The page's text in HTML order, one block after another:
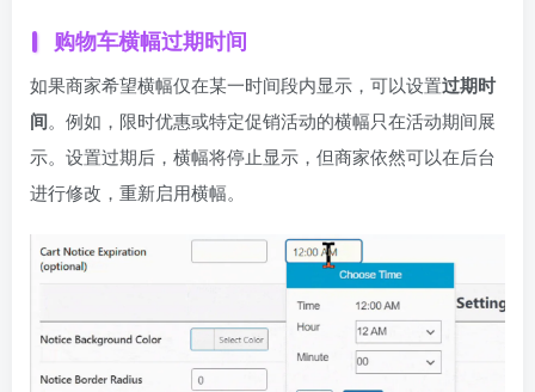
购物车横幅过期时间
如果商家希望横幅仅在某一时间段内显示，可以设置过期时
间。例如，限时优惠或特定促销活动的横幅只在活动期间展
示。设置过期后，横幅将停止显示，但商家依然可以在后台
进行修改，重新启用横幅。